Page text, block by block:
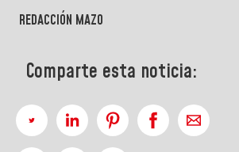
REDACCIÓN MAZO
Comparte esta noticia: